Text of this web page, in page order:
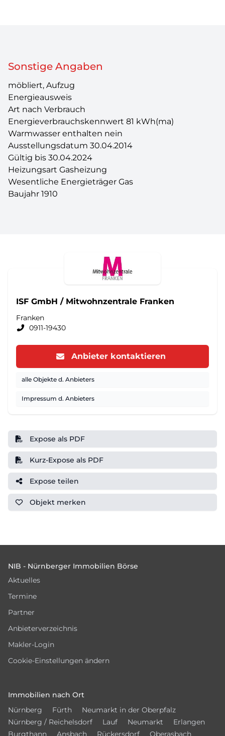
Sonstige Angaben
möbliert, Aufzug
Energieausweis
Art nach Verbrauch
Energieverbrauchskennwert 81 kWh(ma)
Warmwasser enthalten nein
Ausstellungsdatum 30.04.2014
Gültig bis 30.04.2024
Heizungsart Gasheizung
Wesentliche Energieträger Gas
Baujahr 1910
ISF GmbH / Mitwohnzentrale Franken
Franken
0911-19430
Anbieter kontaktieren
alle Objekte d. Anbieters
Impressum d. Anbieters
Expose als PDF
Kurz-Expose als PDF
Expose teilen
Objekt merken
NIB - Nürnberger Immobilien Börse
Aktuelles
Termine
Partner
Anbieterverzeichnis
Makler-Login
Cookie-Einstellungen ändern
Immobilien nach Ort
Nürnberg
Fürth
Neumarkt in der Oberpfalz
Nürnberg / Reichelsdorf
Lauf Neumarkt
Erlangen
Burgthann
Ansbach Rückersdorf Oberasbach